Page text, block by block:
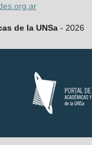
de la UNSa - 2026